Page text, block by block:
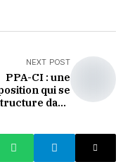
NEXT POST
PPA-CI : une
qui se
dans